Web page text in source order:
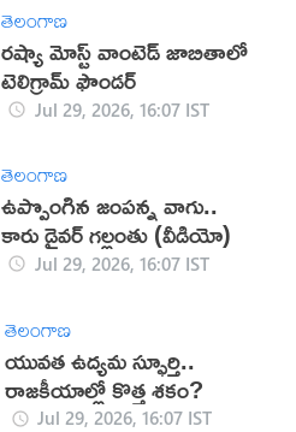
తెలంగాణ
రష్యా మోస్ట్ వాంటెడ్ జాబితాలో
టెలిగ్రామ్ ఫౌండర్
Jul 29, 2026, 16:07 IST
తెలంగాణ
ఉప్పొంగిన జంపన్న వాగు..
కారు డ్రైవర్ గల్లంతు (వీడియో)
Jul 29, 2026, 16:07 IST
తెలంగాణ
యువత ఉద్యమ స్ఫూర్తి..
రాజకీయాల్లో కొత్త శకం?
Jul 29, 2026, 16:07 IST